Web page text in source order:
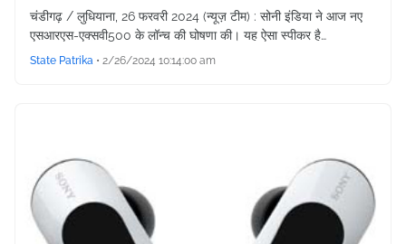
चंडीगढ़ / लुधियाना, 26 फरवरी 2024 (न्यूज़ टीम) : सोनी इंडिया ने आज नए
एसआरएस-एक्सवी500 के लॉन्च की घोषणा की। यह ऐसा स्पीकर है…
State Patrika • 2/26/2024 10:14:00 am